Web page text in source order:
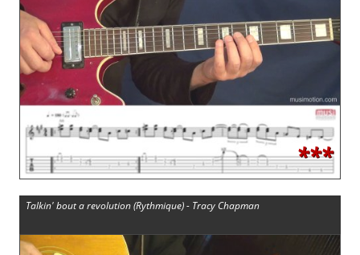
***
Talkin' bout a revolution (Rythmique) - Tracy Chapman